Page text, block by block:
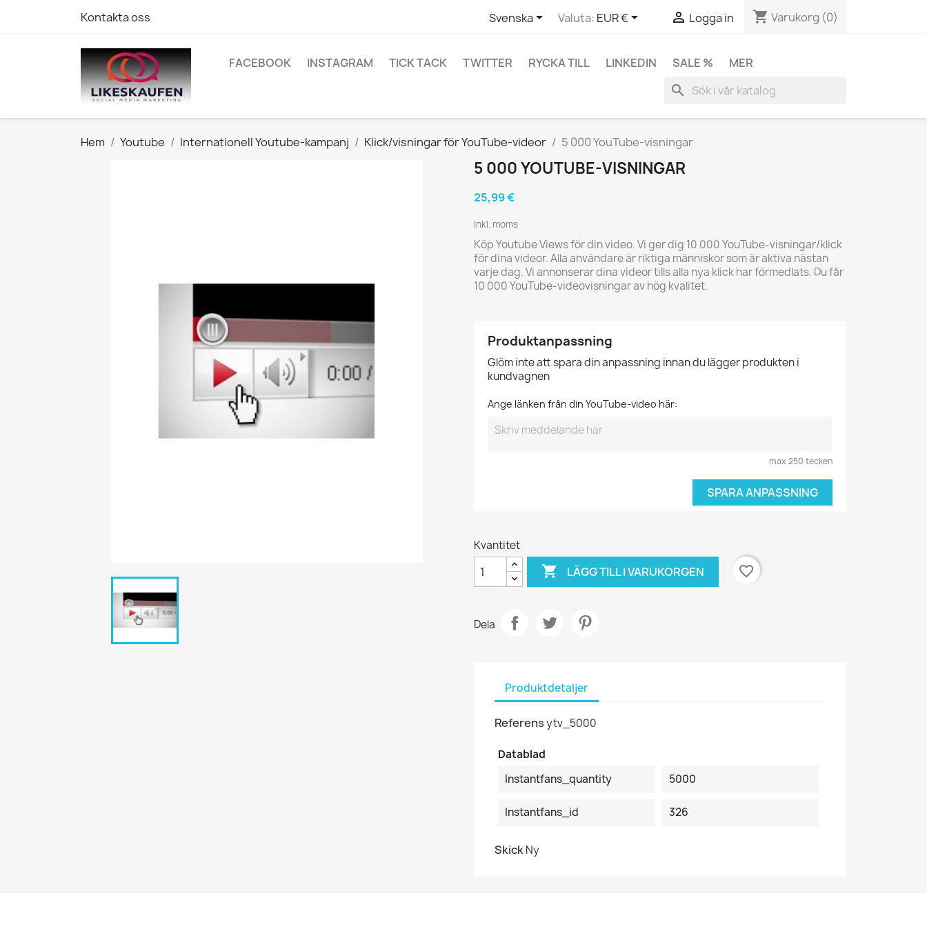
Kontakta oss Svenska Valuta: EUR €  Logga in shopping_cart Varukorg (0)
FACEBOOK INSTAGRAM TICK TACK TWITTER RYCKA TILL LINKEDIN SALE % MER
search
Hem Youtube Internationell Youtube-kampanj Klick/visningar för YouTube-videor 5 000 YouTube-visningar
5 000 YOUTUBE-VISNINGAR
25,99 €
Inkl. moms
Köp Youtube Views för din video. Vi ger dig 10 000 YouTube-visningar/klick
för dina videor. Alla användare är riktiga människor som är aktiva nästan
varje dag. Vi annonserar dina videor tills alla nya klick har förmedlats. Du får
10 000 YouTube-videovisningar av hög kvalitet.
Produktanpassning
Glöm inte att spara din anpassning innan du lägger produkten i
kundvagnen
Ange länken från din YouTube-video här:
max 250 tecken
SPARA ANPASSNING
Kvantitet
 LÄGG TILL I VARUKORGEN favorite_border
Dela
Produktdetaljer
Referensytv_5000
Datablad
Instantfans_quantity
5000
Instantfans_id 326
SkickNy